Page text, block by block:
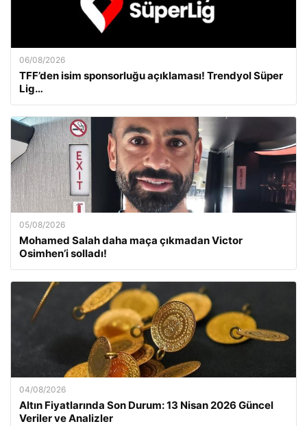
06/08/2026
TFF’den isim sponsorluğu açıklaması! Trendyol Süper
Lig…
05/08/2026
Mohamed Salah daha maça çıkmadan Victor
Osimhen’i solladı!
04/08/2026
Altın Fiyatlarında Son Durum: 13 Nisan 2026 Güncel
Veriler ve Analizler